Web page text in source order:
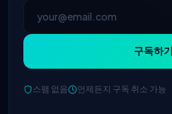
구독하기
스팸 없음 언제든지 구독 취소 가능
IC Markets EUR/